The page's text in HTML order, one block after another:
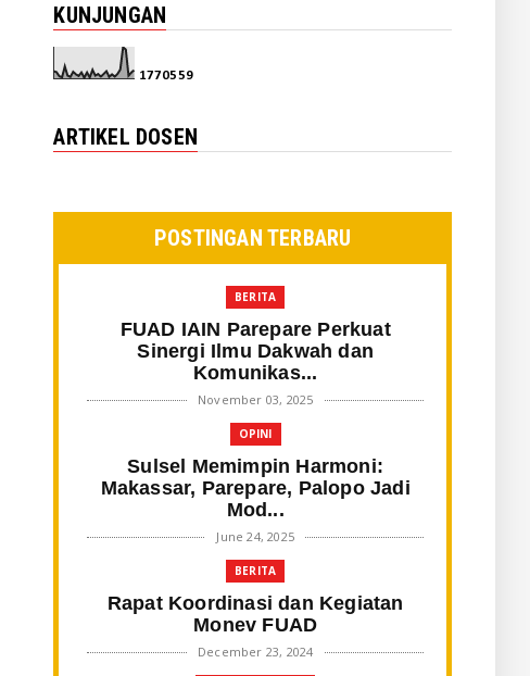
KUNJUNGAN
1770559
ARTIKEL DOSEN
POSTINGAN TERBARU
BERITA
FUAD IAIN Parepare Perkuat
Sinergi Ilmu Dakwah dan
Komunikas...
November 03, 2025
OPINI
Sulsel Memimpin Harmoni:
Makassar, Parepare, Palopo Jadi
Mod...
June 24, 2025
BERITA
Rapat Koordinasi dan Kegiatan
Monev FUAD
December 23, 2024